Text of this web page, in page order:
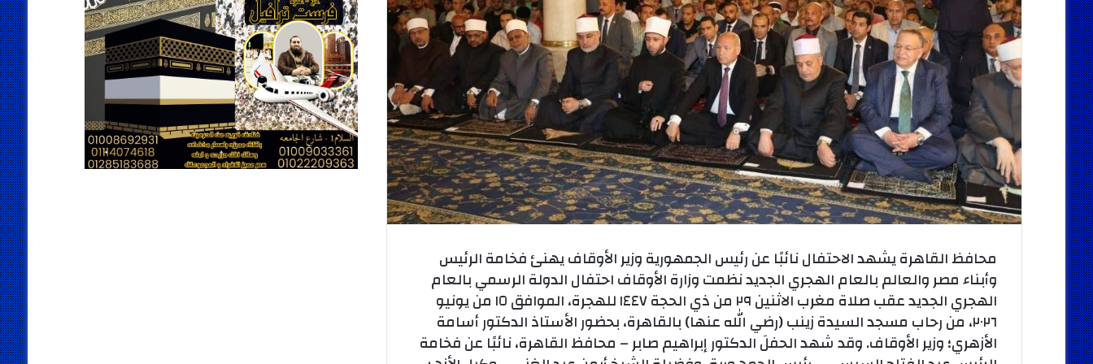
محافظ القاهرة يشهد الاحتفال نائبًا عن رئيس الجمهورية وزير الأوقاف يهنئ فخامة الرئيس
وأبناء مصر والعالم بالعام الهجري الجديد نظمت وزارة الأوقاف احتفال الدولة الرسمي بالعام
الهجري الجديد عقب صلاة مغرب الاثنين ٢٩ من ذي الحجة ١٤٤٧ للهجرة، الموافق ١٥ من يونيو
٢٠٢٦، من رحاب مسجد السيدة زينب (رضي الله عنها) بالقاهرة، بحضور الأستاذ الدكتور أسامة
الأزهري؛ وزير الأوقاف. وقد شهد الحفلَ الدكتور إبراهيم صابر – محافظ القاهرة، نائبًا عن فخامة